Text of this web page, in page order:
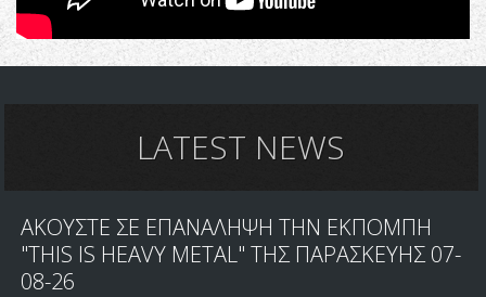
LATEST NEWS
ΑΚΟΥΣΤΕ ΣΕ ΕΠΑΝΑΛΗΨΗ ΤΗΝ ΕΚΠΟΜΠΗ
"THIS IS HEAVY METAL" ΤΗΣ ΠΑΡΑΣΚΕΥΗΣ 07-
08-26